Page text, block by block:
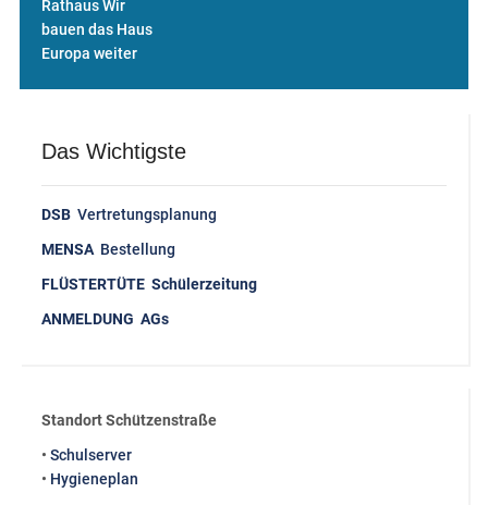
Das Wichtigste
DSB Vertretungsplanung
MENSA Bestellung
FLÜSTERTÜTE Schülerzeitung
ANMELDUNG AGs
Standort Schützenstraße
• Schulserver
• Hygieneplan